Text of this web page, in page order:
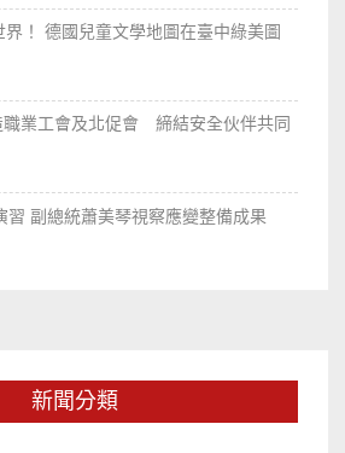
！ 德國兒童文學地圖在臺中綠美圖
職業工會及北促會 締結安全伙伴共同
習 副總統蕭美琴視察應變整備成果
新聞分類